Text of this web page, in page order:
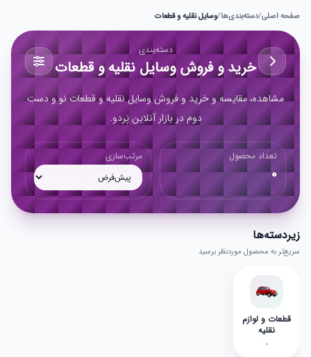
صفحه اصلی/دسته‌بندی‌ها/وسایل نقلیه و قطعات
دسته‌بندی
خرید و فروش وسایل نقلیه و قطعات
مشاهده، مقایسه و خرید و فروش وسایل نقلیه و قطعات نو و دست
دوم در بازار آنلاین پَردو.
تعداد محصول
0
مرتب‌سازی
زیر‌دسته‌ها
سریع‌تر به محصول موردنظر برسید
قطعات و لوازم
نقلیه
0